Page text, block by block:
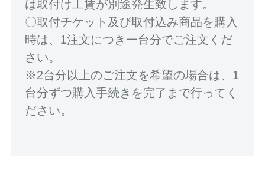
は取付け工賃が別途発生致します。
〇取付チケット及び取付込み商品を購入
時は、1注文につき一台分でご注文くだ
さい。
※2台分以上のご注文を希望の場合は、1
台分ずつ購入手続きを完了まで行ってく
ださい。